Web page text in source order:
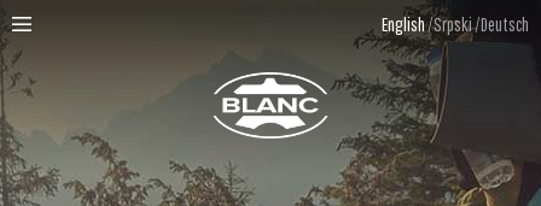
English Srpski Deutsch